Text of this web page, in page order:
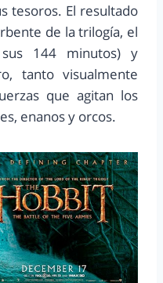
tesoros. El resultado
de la trilogía, el
144 minutos) y
tanto visualmente
que agitan los
enanos y orcos.